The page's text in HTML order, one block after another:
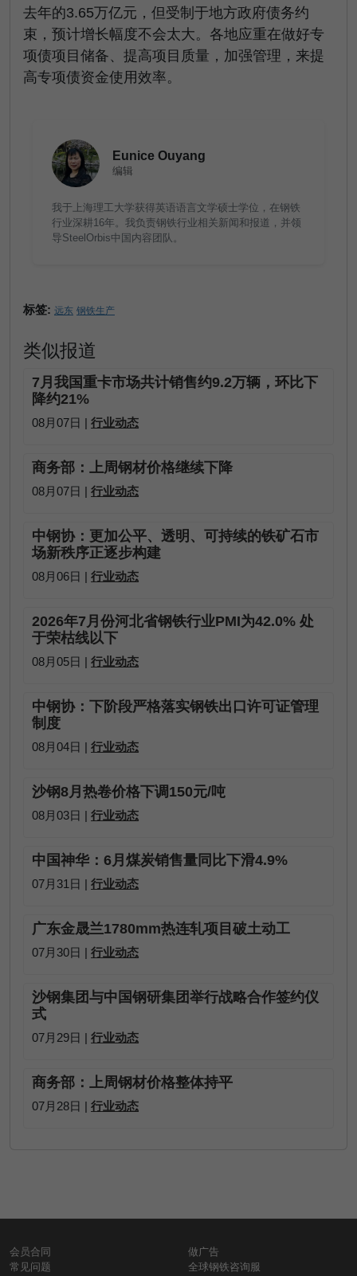
去年的3.65万亿元，但受制于地方政府债务约
束，预计增长幅度不会太大。各地应重在做好专
项债项目储备、提高项目质量，加强管理，来提
高专项债资金使用效率。
Eunice Ouyang
编辑
我于上海理工大学获得英语语言文学硕士学位，在钢铁
行业深耕16年。我负责钢铁行业相关新闻和报道，并领
导SteelOrbis中国内容团队。
标签: 远东 钢铁生产
类似报道
7月我国重卡市场共计销售约9.2万辆，环比下
降约21%
08月07日 | 行业动态
商务部：上周钢材价格继续下降
08月07日 | 行业动态
中钢协：更加公平、透明、可持续的铁矿石市
场新秩序正逐步构建
08月06日 | 行业动态
2026年7月份河北省钢铁行业PMI为42.0% 处
于荣枯线以下
08月05日 | 行业动态
中钢协：下阶段严格落实钢铁出口许可证管理
制度
08月04日 | 行业动态
沙钢8月热卷价格下调150元/吨
08月03日 | 行业动态
中国神华：6月煤炭销售量同比下滑4.9%
07月31日 | 行业动态
广东金晟兰1780mm热连轧项目破土动工
07月30日 | 行业动态
沙钢集团与中国钢研集团举行战略合作签约仪
式
07月29日 | 行业动态
商务部：上周钢材价格整体持平
07月28日 | 行业动态
会员合同
常见问题
做广告
全球钢铁咨询服